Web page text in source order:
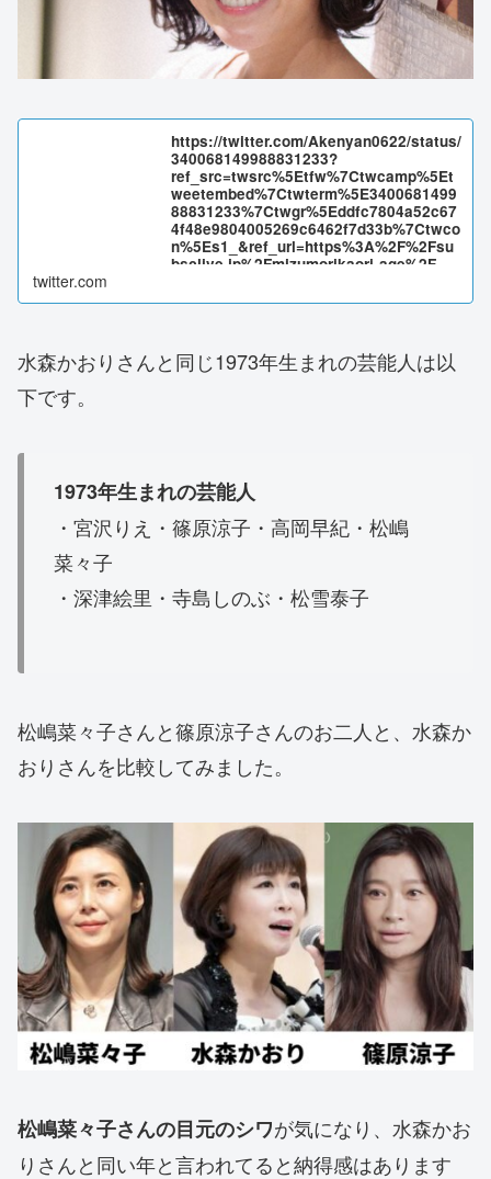
https://twitter.com/Akenyan0622/status/
340068149988831233?
ref_src=twsrc%5Etfw%7Ctwcamp%5Et
weetembed%7Ctwterm%5E3400681499
88831233%7Ctwgr%5Eddfc7804a52c67
4f48e9804005269c6462f7d33b%7Ctwco
n%5Es1_&ref_url=https%3A%2F%2Fsu
bsclive.jp%2Fmizumorikaori-age%2F
twitter.com
水森かおりさんと同じ1973年生まれの芸能人は以
下です。
1973年生まれの芸能人
・宮沢りえ・篠原涼子・高岡早紀・松嶋
菜々子
・深津絵里・寺島しのぶ・松雪泰子
松嶋菜々子さんと篠原涼子さんのお二人と、水森か
おりさんを比較してみました。
松嶋菜々子さんの目元のシワが気になり、水森かお
りさんと同い年と言われてると納得感はあります